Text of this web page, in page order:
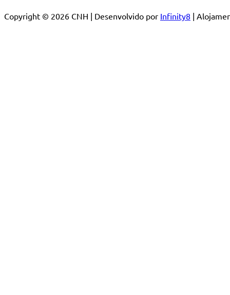
Copyright © 2026 CNH | Desenvolvido por Infinity8 |